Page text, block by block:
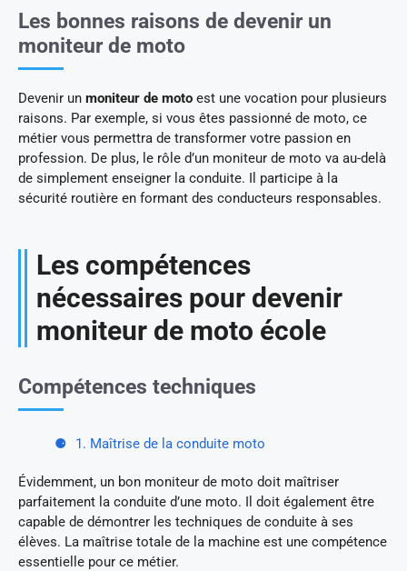
Les bonnes raisons de devenir un
moniteur de moto
Devenir un moniteur de moto est une vocation pour plusieurs
raisons. Par exemple, si vous êtes passionné de moto, ce
métier vous permettra de transformer votre passion en
profession. De plus, le rôle d’un moniteur de moto va au-delà
de simplement enseigner la conduite. Il participe à la
sécurité routière en formant des conducteurs responsables.
Les compétences
nécessaires pour devenir
moniteur de moto école
Compétences techniques
1. Maîtrise de la conduite moto
Évidemment, un bon moniteur de moto doit maîtriser
parfaitement la conduite d’une moto. Il doit également être
capable de démontrer les techniques de conduite à ses
élèves. La maîtrise totale de la machine est une compétence
essentielle pour ce métier.